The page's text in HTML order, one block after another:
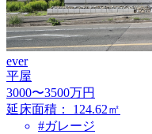
ever
平屋
3000〜3500万円
延床面積：
124.62㎡
#ガレージ